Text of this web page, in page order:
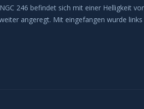
246 befindet sich mit einer Helligkeit
angeregt. Mit eingefangen wurde